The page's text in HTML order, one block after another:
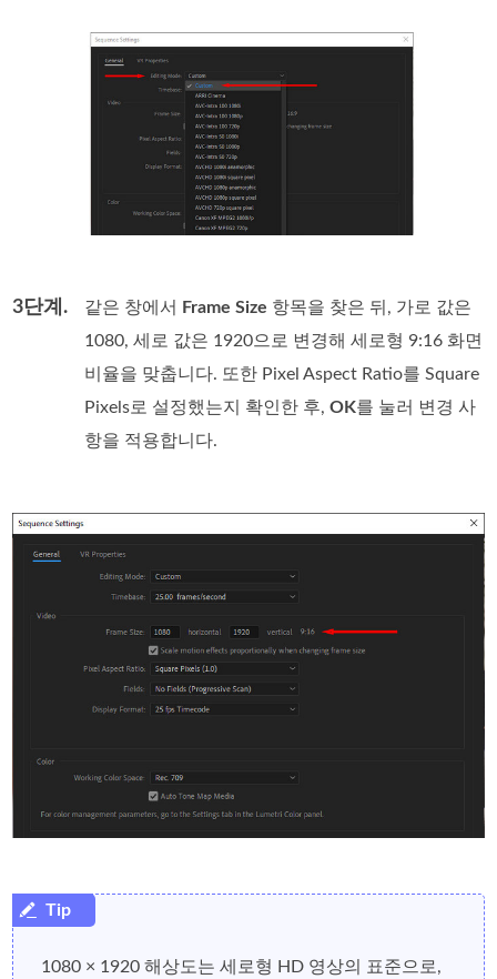
3단계. 같은 창에서 Frame Size 항목을 찾은 뒤, 가로 값은
1080, 세로 값은 1920으로 변경해 세로형 9:16 화면
비율을 맞춥니다. 또한 Pixel Aspect Ratio를 Square
Pixels로 설정했는지 확인한 후,OK를 눌러 변경 사
항을 적용합니다.
1080 × 1920 해상도는 세로형 HD 영상의 표준으로,